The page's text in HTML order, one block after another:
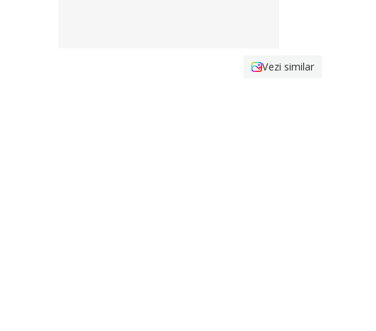
Vezi similar